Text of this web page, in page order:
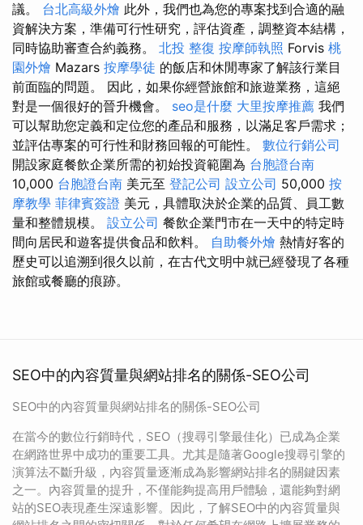
議。 台北高級外燴 此外，我們也為您的專案找到合適的融
資解決方案，準備可行性研究，評估資產，調整資本結構，
同時協助審查合約義務。 北投 整復 按摩師執照 Forvis 桃
園外燴 Mazars 按摩學徒 的飯店和休閒專家了解該行業目
前面臨的問題。 因此，如果你經營旅館和旅遊業務，這絕
對是一個很好的晉升機會。 seo是什麼 大里按摩推薦 我們
可以幫助您定義和定位您的產品和服務，以滿足客戶需求；
並評估專案的可行性和財務回報的可能性。 數位行銷公司
開設家庭餐飲企業所需的初始投資範圍為 台胞證台南
10,000 台胞證台南 美元至 登記公司 設立公司 50,000 按
摩教學 菲律賓簽證 美元，具體取決於企業的品質、員工數
量和整體規模。 設立公司 餐飲企業門市在一天中的特定時
間向居民和遊客提供食品和飲料。 自助餐外燴 熱情好客的
歷史可以追溯到很久以前，在古代文明中就已經發現了各種
旅館或餐廳的痕跡。
SEO中的內容質量與網站排名的關係-SEO公司
SEO中的內容質量與網站排名的關係-SEO公司
在當今的數位行銷時代，SEO（搜尋引擎最佳化）已成為企業
在網路世界中成功的重要工具。尤其是隨著Google搜尋引擎的
演算法不斷升級，內容質量逐漸成為影響網站排名的關鍵因素
之一。內容質量的提升，不僅能夠提高用戶體驗，還能夠對網
站的SEO表現產生深遠影響。因此，了解SEO中的內容質量與